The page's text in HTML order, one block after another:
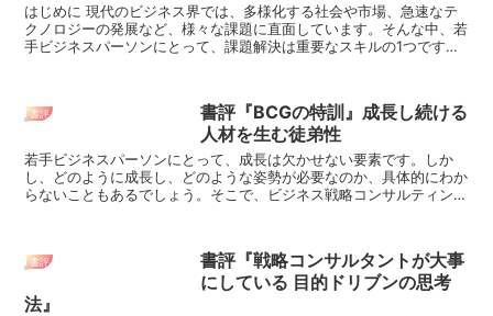
はじめに 現代のビジネス界では、多様化する社会や市場、急速なテ
クノロジーの発展など、様々な課題に直面しています。そんな中、若
手ビジネスパーソンにとって、課題解決は重要なスキルの1つです。
書評
書評『BCGの特訓』成長し続ける
人材を生む徒弟性
若手ビジネスパーソンにとって、成長は欠かせない要素です。しか
し、どのように成長し、どのような姿勢が必要なのか、具体的にわか
らないこともあるでしょう。そこで、ビジネス戦略コンサルティング
書評
書評『戦略コンサルタントが大事
にしている 目的ドリブンの思考
法』